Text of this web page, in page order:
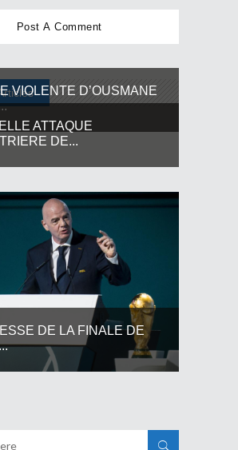
VIOLENTE D’OUSMANE
ATTAQUE
DE...
DE LA FINALE DE